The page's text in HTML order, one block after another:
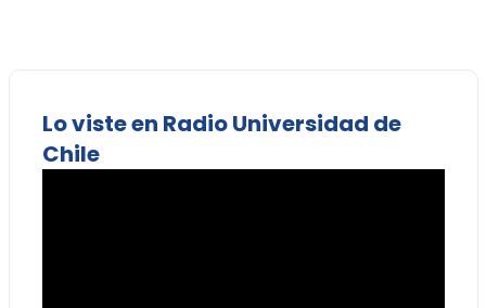
Lo viste en Radio Universidad de
Chile